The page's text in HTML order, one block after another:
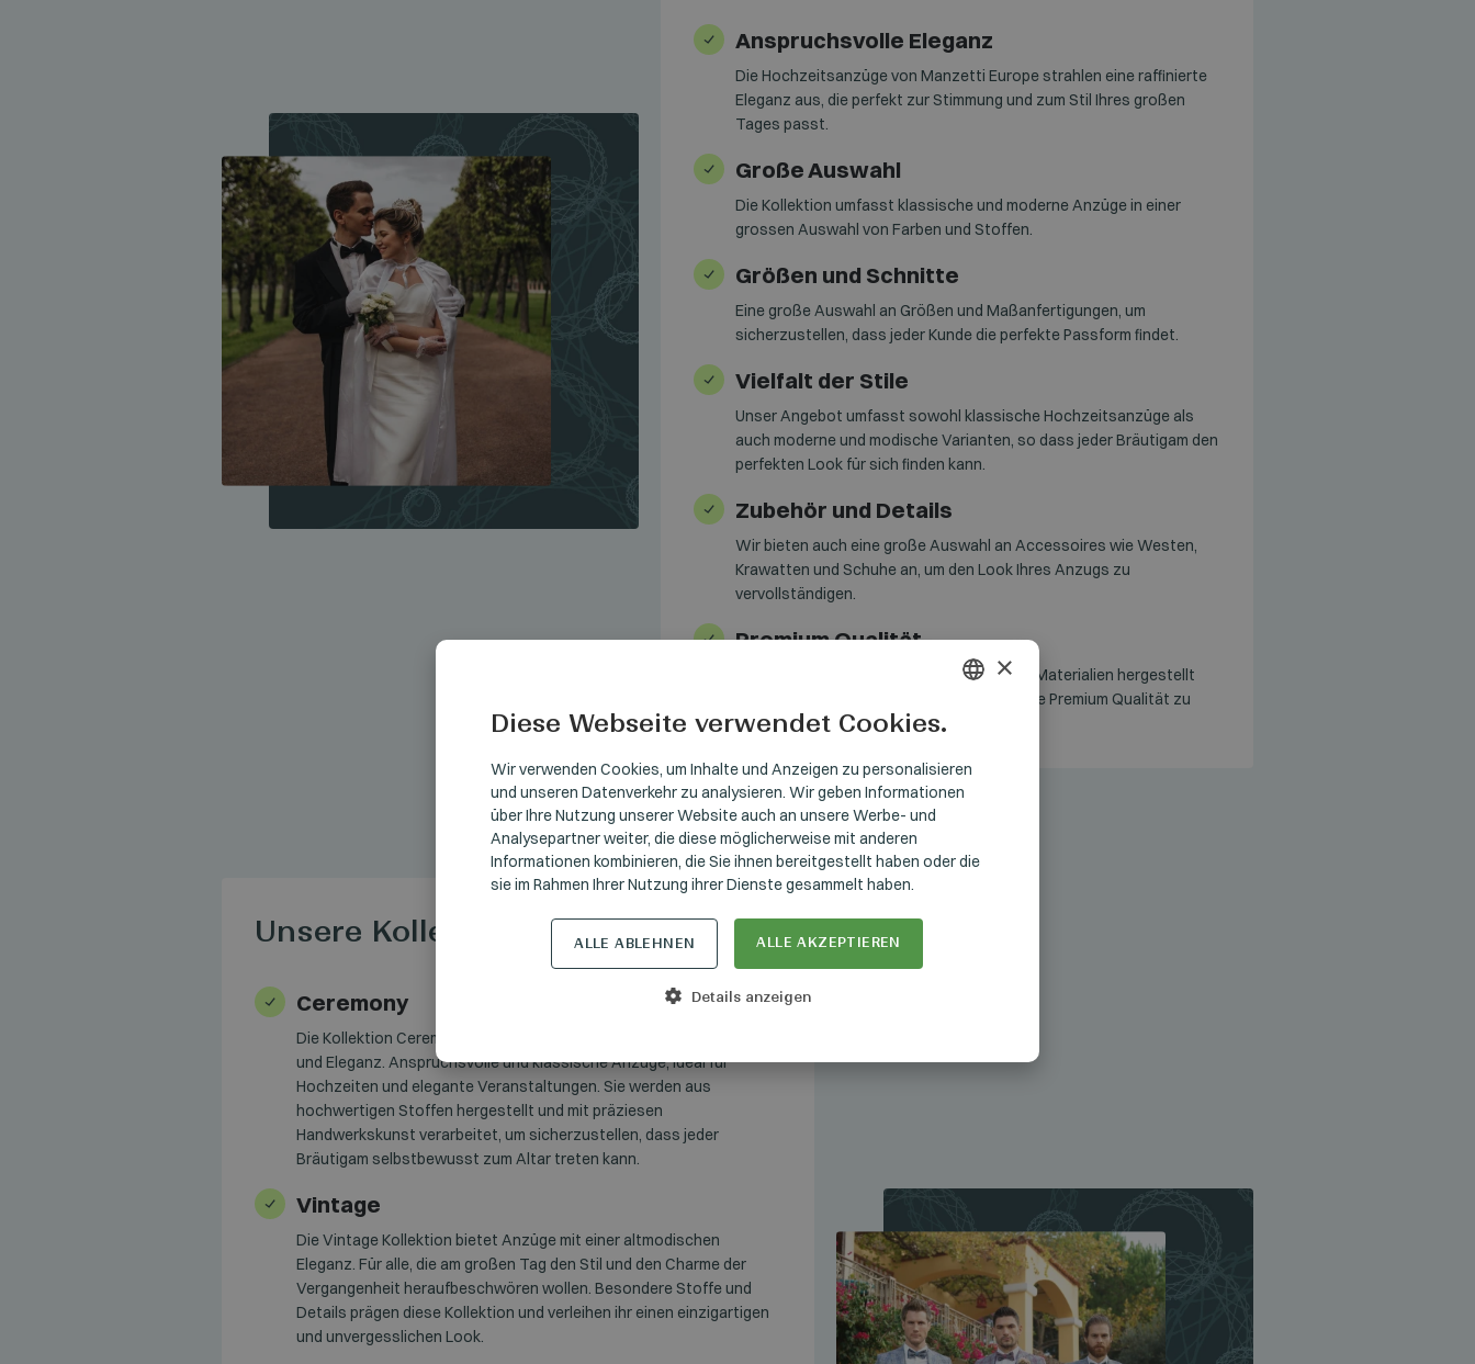
Anspruchsvolle Eleganz
Die Hochzeitsanzüge von Manzetti Europe strahlen eine raffinierte
Eleganz aus, die perfekt zur Stimmung und zum Stil Ihres großen
Tages passt.
Große Auswahl
Die Kollektion umfasst klassische und moderne Anzüge in einer
grossen Auswahl von Farben und Stoffen.
Größen und Schnitte
Eine große Auswahl an Größen und Maßanfertigungen, um
sicherzustellen, dass jeder Kunde die perfekte Passform findet.
Vielfalt der Stile
Unser Angebot umfasst sowohl klassische Hochzeitsanzüge als
auch moderne und modische Varianten, so dass jeder Bräutigam den
perfekten Look für sich finden kann.
Zubehör und Details
Wir bieten auch eine große Auswahl an Accessoires wie Westen,
Krawatten und Schuhe an, um den Look Ihres Anzugs zu
vervollständigen.
Premium Qualität
Unsere Anzüge werden aus hochwertigen Materialien hergestellt
und in präziser Handarbeit gefertigt, um eine Premium Qualität zu
gewährleisten.
Unsere Kollektionen
Ceremony
Die Kollektion Ceremony bietet die perfekte Mischung aus Tradition
und Eleganz. Anspruchsvolle und klassische Anzüge, ideal für
Hochzeiten und elegante Veranstaltungen. Sie werden aus
hochwertigen Stoffen hergestellt und mit präziesen
Handwerkskunst verarbeitet, um sicherzustellen, dass jeder
Bräutigam selbstbewusst zum Altar treten kann.
Vintage
Die Vintage Kollektion bietet Anzüge mit einer altmodischen
Eleganz. Für alle, die am großen Tag den Stil und den Charme der
Vergangenheit heraufbeschwören wollen. Besondere Stoffe und
Details prägen diese Kollektion und verleihen ihr einen einzigartigen
und unvergesslichen Look.
HUNGARIAN
GERMAN
ENGLISH
×
Diese Webseite verwendet Cookies.
Wir verwenden Cookies, um Inhalte und Anzeigen zu personalisieren
und unseren Datenverkehr zu analysieren. Wir geben Informationen
über Ihre Nutzung unserer Website auch an unsere Werbe- und
Analysepartner weiter, die diese möglicherweise mit anderen
Informationen kombinieren, die Sie ihnen bereitgestellt haben oder die
sie im Rahmen Ihrer Nutzung ihrer Dienste gesammelt haben.
ALLE AKZEPTIEREN
ALLE ABLEHNEN
Details anzeigen